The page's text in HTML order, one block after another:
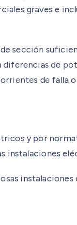
graves e
sección
de
de falla
y por
instalaciones